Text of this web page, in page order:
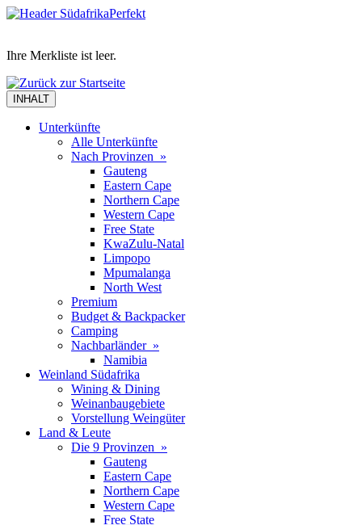
Ihre Merkliste ist leer.
INHALT
Unterkünfte
Alle Unterkünfte
Nach Provinzen »
Gauteng
Eastern Cape
Northern Cape
Western Cape
Free State
KwaZulu-Natal
Limpopo
Mpumalanga
North West
Premium
Budget & Backpacker
Camping
Nachbarländer »
Namibia
Weinland Südafrika
Wining & Dining
Weinanbaugebiete
Vorstellung Weingüter
Land & Leute
Die 9 Provinzen »
Gauteng
Eastern Cape
Northern Cape
Western Cape
Free State